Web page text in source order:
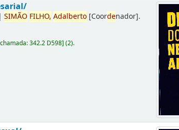
|SIMÃO FILHO, Adalberto [Coordenador].
chamada:342.2 D598](2).